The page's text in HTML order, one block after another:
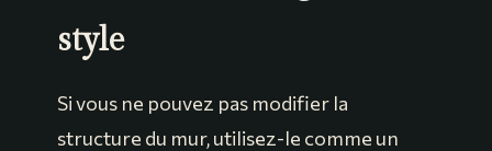
style
Si vous ne pouvez pas modifier la
structure du mur, utilisez-le comme un